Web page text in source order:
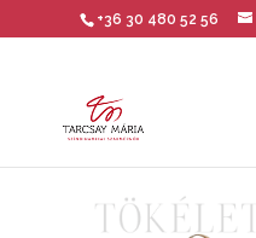
+36 30 480 52 56